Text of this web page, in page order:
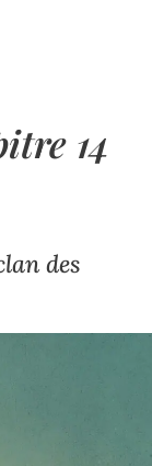
14
des